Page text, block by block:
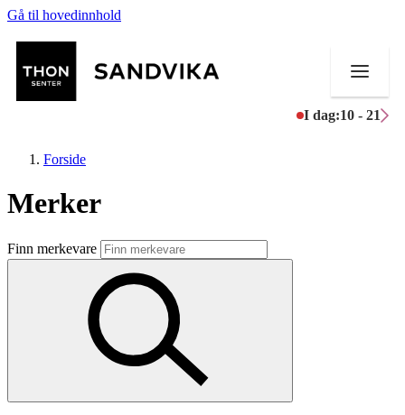
Gå til hovedinnhold
I dag:10 - 21
Butikker
Mat og drikke
Aktiviteter
Forside
Merker
Finn merkevare